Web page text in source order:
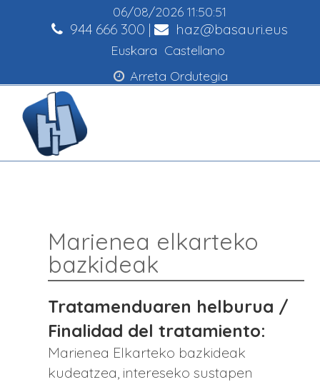
06/08/2026 11:50:52
944 666 300 | haz@basauri.eus
Euskara Castellano
Arreta Ordutegia
Marienea elkarteko
bazkideak
Tratamenduaren helburua /
Finalidad del tratamiento:
Marienea Elkarteko bazkideak
kudeatzea, intereseko sustapen